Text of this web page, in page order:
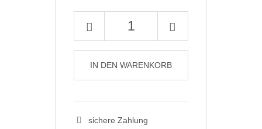
Pädagogik
2025
–
39
IN DEN WARENKORB
sichere Zahlung